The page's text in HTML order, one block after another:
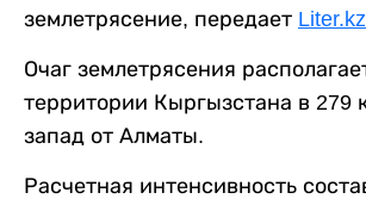
землетрясение, передает Liter.kz
Очаг землетрясения
территории Кыргызстана в 279
запад от Алматы.
Расчетная интенсивность